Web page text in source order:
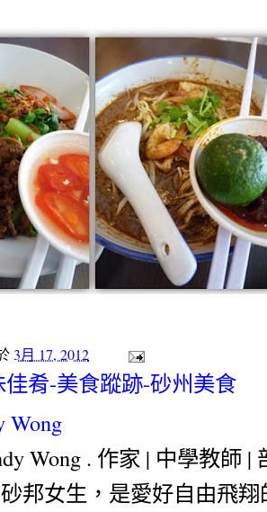
3月 17, 2012
佳肴-美食蹤跡-砂州美食
Wong
Wong . 作家 | 中學教師 |
邦女生，是愛好自由飛